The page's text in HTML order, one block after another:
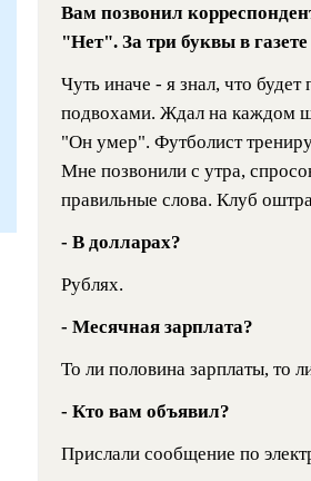
Вам позвонил
"Нет". За три буквы в
Чуть иначе - я знал, что
подвохами. Ждал на каждом
"Он умер". Футболист
Мне позвонили с утра,
правильные слова. Клуб
- В долларах?
Рублях.
- Месячная зарплата?
То ли половина зарплаты, то
- Кто вам объявил?
Прислали сообщение по